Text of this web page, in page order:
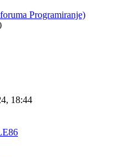
Programiranje)
18:44